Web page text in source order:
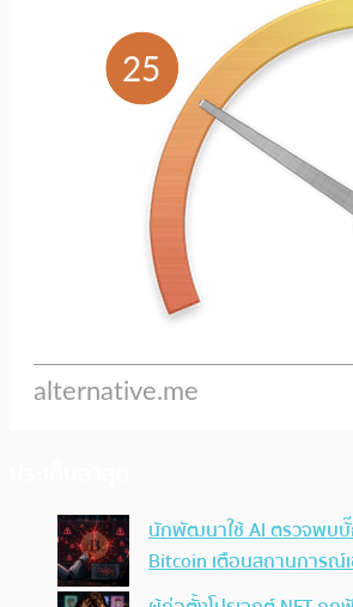
นักพัฒนาใช้ AI ตรวจพบ
Bitcoin เตือนสถานการณ์เ